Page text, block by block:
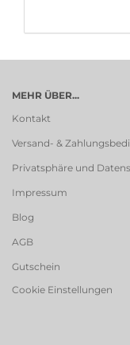
MEHR ÜBER...
Kontakt
Versand- &
Privatsphäre und
Impressum
Blog
AGB
Gutschein
Cookie Einstellungen